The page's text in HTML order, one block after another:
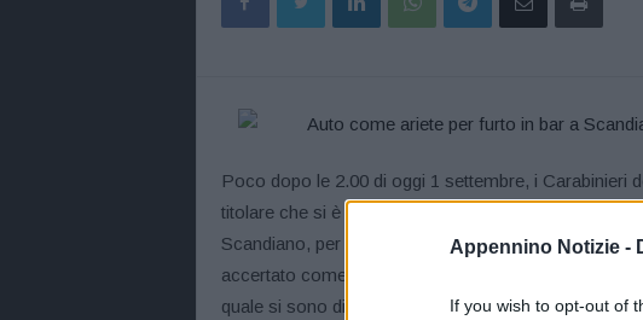
Appennino Notizie -
If you wish to opt-out of
Poco dopo le 2.00 di oggi 1 settembre, i Carabinieri
titolare che si è accorto del furto mettendo in fuga i
Scandiano, per eseguire un sopralluogo di furto
accertato come, ignoti ladri, utilizzando come ariete
quale si sono dileguati, avevano sfondato la vetrata